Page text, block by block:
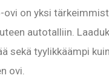
ovi on yksi
autotalliin.
sekä tyylikkäämpi
ovi.